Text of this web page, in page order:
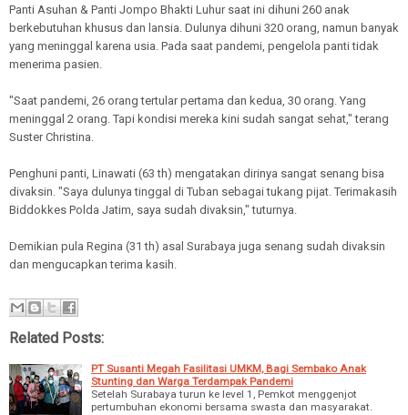
Panti Asuhan & Panti Jompo Bhakti Luhur saat ini dihuni 260 anak
berkebutuhan khusus dan lansia. Dulunya dihuni 320 orang, namun banyak
yang meninggal karena usia. Pada saat pandemi, pengelola panti tidak
menerima pasien.
"Saat pandemi, 26 orang tertular pertama dan kedua, 30 orang. Yang
meninggal 2 orang. Tapi kondisi mereka kini sudah sangat sehat," terang
Suster Christina.
Penghuni panti, Linawati (63 th) mengatakan dirinya sangat senang bisa
divaksin. "Saya dulunya tinggal di Tuban sebagai tukang pijat. Terimakasih
Biddokkes Polda Jatim, saya sudah divaksin," tuturnya.
Demikian pula Regina (31 th) asal Surabaya juga senang sudah divaksin
dan mengucapkan terima kasih.
Related Posts:
PT Susanti Megah Fasilitasi UMKM, Bagi Sembako Anak
Stunting dan Warga Terdampak Pandemi
Setelah Surabaya turun ke level 1, Pemkot menggenjot
pertumbuhan ekonomi bersama swasta dan masyarakat.